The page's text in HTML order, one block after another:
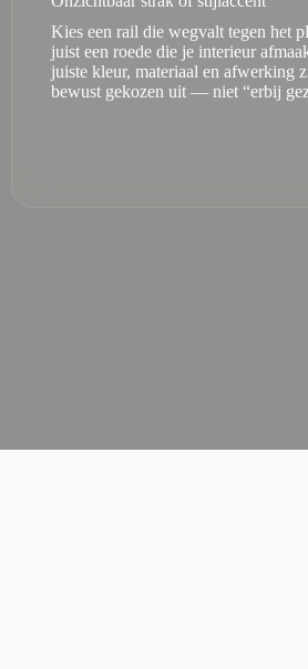
Kies een rail die wegvalt tegen het
juist een roede die je interieur
juiste kleur, materiaal en afwerking
bewust gekozen uit — niet “erbij